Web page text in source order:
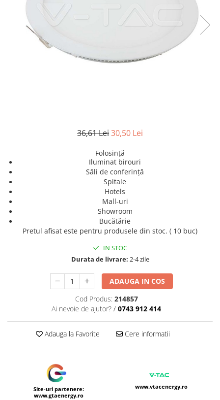
Tuburi LED
Lămpi de Birou
Oglinzi LED
36,61 Lei30,50 Lei
Folosință
Iluminat birouri
Săli de conferință
Spitale
Hotels
Mall-uri
Showroom
Bucătărie
Pretul afisat este pentru produsele din stoc. ( 10 buc)
IN STOC
Durata de livrare: 2-4 zile
ADAUGA IN COS
Cod Produs: 214857
Ai nevoie de ajutor? / 0743 912 414
Adauga la Favorite Cere informatii
Site-uri partenere:
www.gtaenergy.ro
www.vtacenergy.ro